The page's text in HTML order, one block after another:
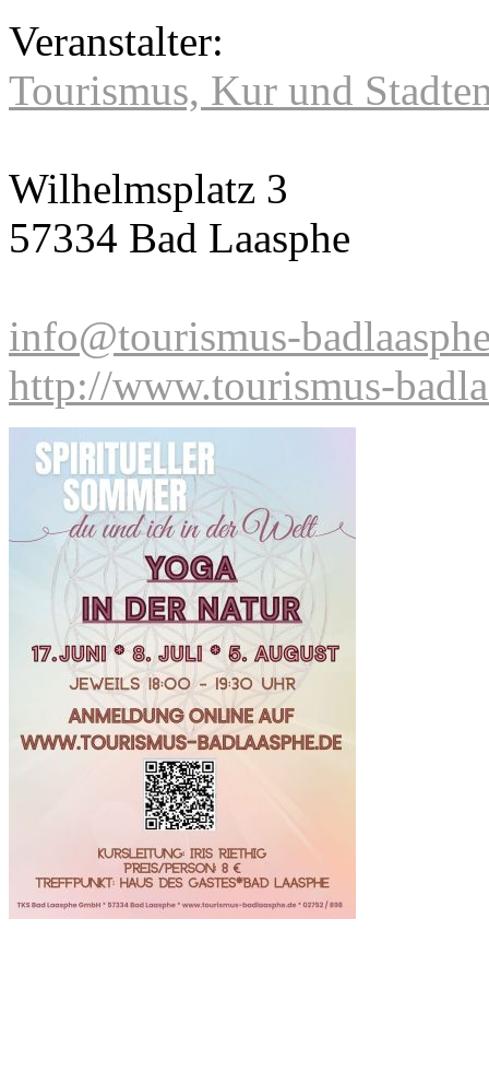
Veranstalter:
Tourismus, Kur und
Wilhelmsplatz 3
57334 Bad Laasphe
info@tourismus-
http://www.tourismus-